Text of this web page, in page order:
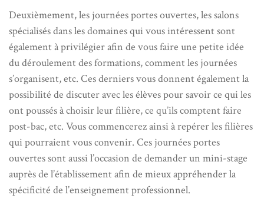
Deuxièmement, les journées portes ouvertes, les salons
spécialisés dans les domaines qui vous intéressent sont
également à privilégier afin de vous faire une petite idée
du déroulement des formations, comment les journées
s’organisent, etc. Ces derniers vous donnent également la
possibilité de discuter avec les élèves pour savoir ce qui les
ont poussés à choisir leur filière, ce qu’ils comptent faire
post-bac, etc. Vous commencerez ainsi à repérer les filières
qui pourraient vous convenir. Ces journées portes
ouvertes sont aussi l’occasion de demander un mini-stage
auprès de l’établissement afin de mieux appréhender la
spécificité de l’enseignement professionnel.